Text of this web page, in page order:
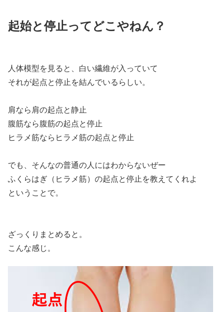
起始と停止ってどこやねん？
人体模型を見ると、白い繊維が入っていて
それが起点と停止を結んでいるらしい。
肩なら肩の起点と静止
腹筋なら腹筋の起点と停止
ヒラメ筋ならヒラメ筋の起点と停止
でも、そんなの普通の人にはわからないぜー
ふくらはぎ（ヒラメ筋）の起点と停止を教えてくれよ
ということで。
ざっくりまとめると。
こんな感じ。